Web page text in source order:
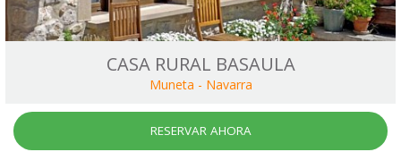
CASA RURAL BASAULA
Muneta - Navarra
RESERVAR AHORA